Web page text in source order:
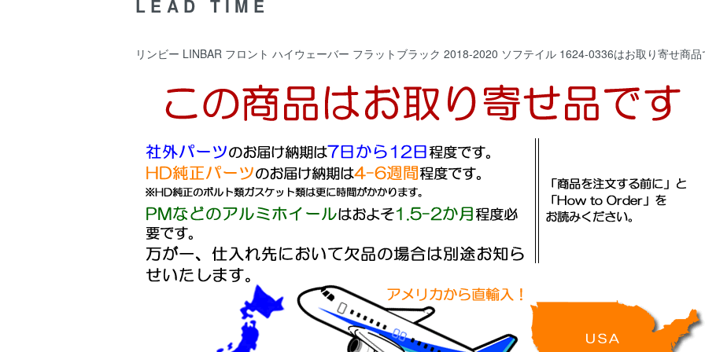
LEAD TIME
リンビー LINBAR フロント ハイウェーバー フラットブラック 2018-2020 ソフテイル 1624-0336はお取り寄せ商品